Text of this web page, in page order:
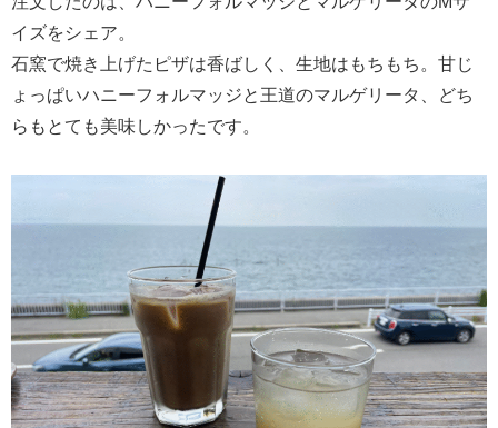
イズをシェア。
石窯で焼き上げたピザは香ばしく、生地はもちもち。甘じ
ょっぱいハニーフォルマッジと王道のマルゲリータ、どち
らもとても美味しかったです。